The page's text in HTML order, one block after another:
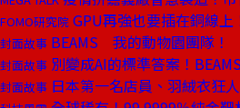
FOMO研究院 GPU再強也要插在銅線
封面故事 BEAMS 我的動物園團隊！
封面故事 別變成AI的標準答案！
封面故事 日本第一名店員、羽絨衣狂